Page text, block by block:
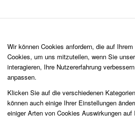
Wir können Cookies anfordern, die auf
Cookies, um uns mitzuteilen, wenn Sie
interagieren, Ihre Nutzererfahrung
anpassen.
Klicken Sie auf die verschiedenen
können auch einige Ihrer Einstellungen
einiger Arten von Cookies Auswirkungen
DOWNLOAD